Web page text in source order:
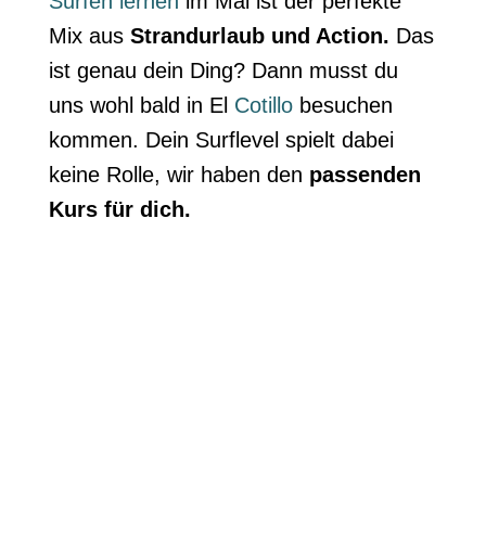
Mix aus Strandurlaub und Action. Das
ist genau dein Ding? Dann musst du
uns wohl bald in El Cotillobesuchen
kommen. Dein Surflevel spielt dabei
keine Rolle, wir haben den passenden
Kurs für dich.